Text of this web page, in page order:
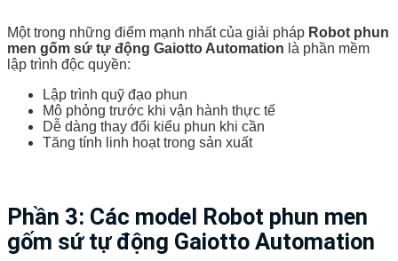
Một trong những điểm mạnh nhất của giải pháp Robot phun
men gốm sứ tự động Gaiotto Automation là phần mềm
lập trình độc quyền:
Lập trình quỹ đạo phun
Mô phỏng trước khi vận hành thực tế
Dễ dàng thay đổi kiểu phun khi cần
Tăng tính linh hoạt trong sản xuất
Phần 3: Các model Robot phun men
gốm sứ tự động Gaiotto Automation